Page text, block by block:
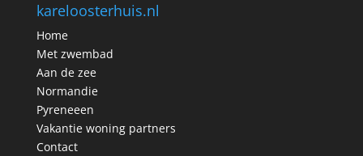
kareloosterhuis.nl
Home
Met zwembad
Aan de zee
Normandie
Pyreneeen
Vakantie woning partners
Contact